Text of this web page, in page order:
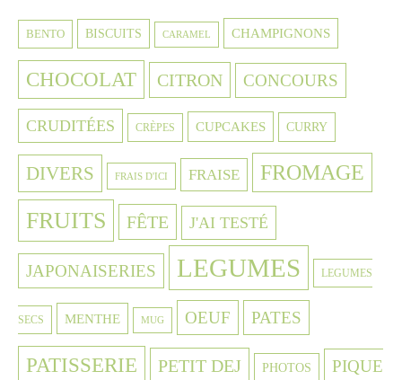
BENTO BISCUITS CARAMEL CHAMPIGNONS
CHOCOLAT CITRON CONCOURS
CRUDITÉES CRÈPES CUPCAKES CURRY
DIVERS FRAIS D'ICI FRAISE FROMAGE
FRUITS FÊTE J'AI TESTÉ
JAPONAISERIES LEGUMES LEGUMES
SECS MENTHE MUG OEUF PATES
PATISSERIE PETIT DEJ PHOTOS PIQUE